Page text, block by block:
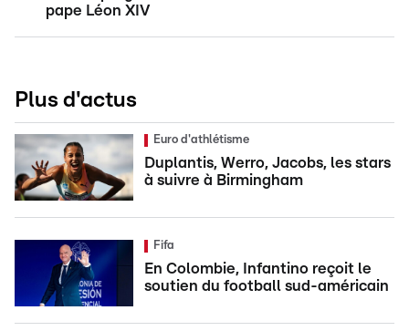
pape Léon XIV
Plus d'actus
Euro d'athlétisme
Duplantis, Werro, Jacobs, les stars
à suivre à Birmingham
Fifa
En Colombie, Infantino reçoit le
soutien du football sud-américain